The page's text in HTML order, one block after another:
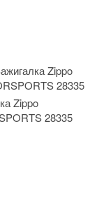
Zippo
28335